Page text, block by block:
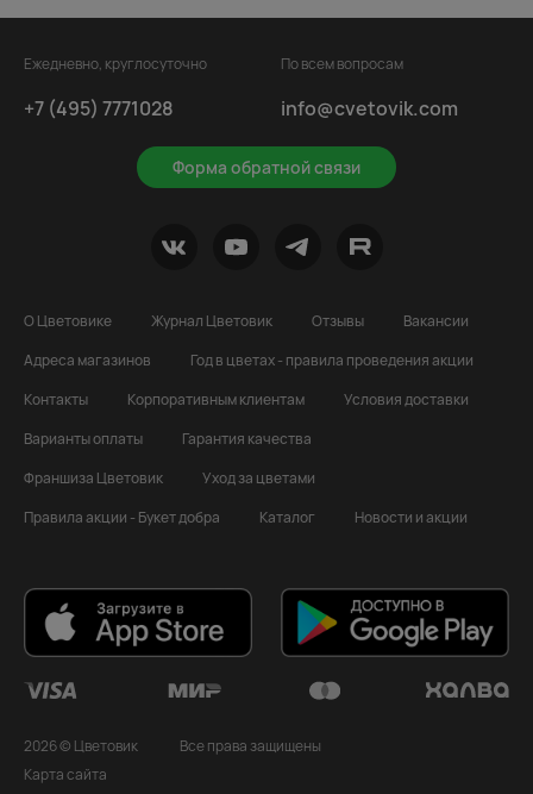
Ежедневно, круглосуточно
+7 (495) 7771028
Форма обратной связи
По всем вопросам
info@cvetovik.com
О Цветовике Журнал Цветовик Отзывы
Вакансии
Адреса магазинов
Год в цветах - правила проведения акции
Контакты
Корпоративным клиентам
Условия доставки
Варианты оплаты
Гарантия качества
Франшиза Цветовик
Уход за цветами
Правила акции - Букет добра
Каталог Новости и акции
2026 © Цветовик
Все права защищены
Карта сайта